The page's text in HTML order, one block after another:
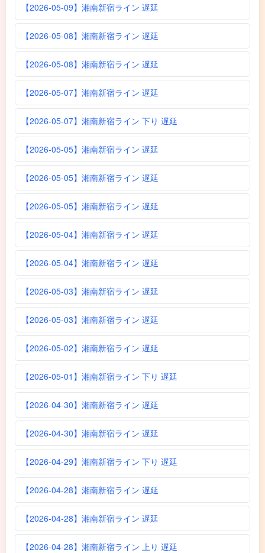
【2026-05-09】湘南新宿ライン 遅延
【2026-05-08】湘南新宿ライン 遅延
【2026-05-08】湘南新宿ライン 遅延
【2026-05-07】湘南新宿ライン 遅延
【2026-05-07】湘南新宿ライン 下り 遅延
【2026-05-05】湘南新宿ライン 遅延
【2026-05-05】湘南新宿ライン 遅延
【2026-05-05】湘南新宿ライン 遅延
【2026-05-04】湘南新宿ライン 遅延
【2026-05-04】湘南新宿ライン 遅延
【2026-05-03】湘南新宿ライン 遅延
【2026-05-03】湘南新宿ライン 遅延
【2026-05-02】湘南新宿ライン 遅延
【2026-05-01】湘南新宿ライン 下り 遅延
【2026-04-30】湘南新宿ライン 遅延
【2026-04-30】湘南新宿ライン 遅延
【2026-04-29】湘南新宿ライン 下り 遅延
【2026-04-28】湘南新宿ライン 遅延
【2026-04-28】湘南新宿ライン 遅延
【2026-04-28】湘南新宿ライン 上り 遅延